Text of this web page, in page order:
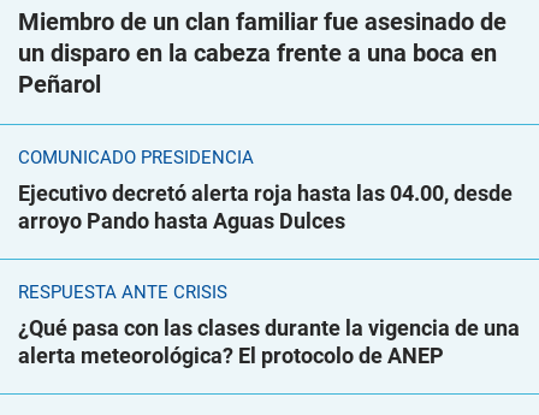
Miembro de un clan familiar fue asesinado de
un disparo en la cabeza frente a una boca en
Peñarol
COMUNICADO PRESIDENCIA
Ejecutivo decretó alerta roja hasta las 04.00, desde
arroyo Pando hasta Aguas Dulces
RESPUESTA ANTE CRISIS
¿Qué pasa con las clases durante la vigencia de una
alerta meteorológica? El protocolo de ANEP